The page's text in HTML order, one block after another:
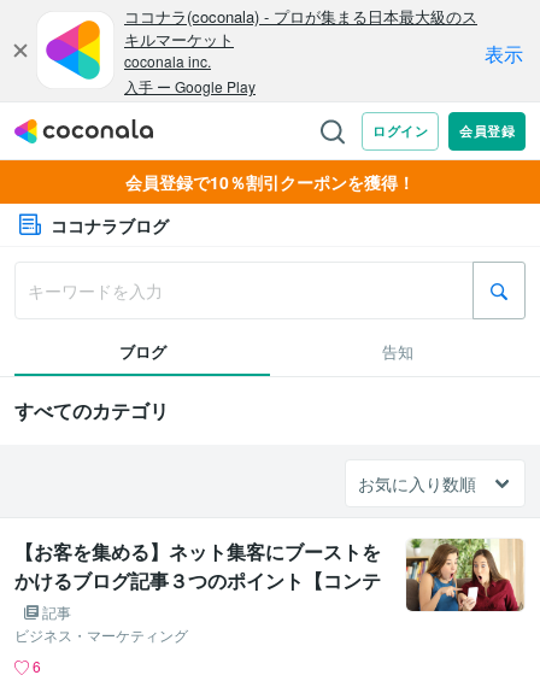
会員登録で10％割引クーポンを獲得！
ココナラブログ
ブログ 告知
すべてのカテゴリ
【お客を集める】ネット集客にブーストを
かけるブログ記事３つのポイント【コンテ
ンツマーケティング】【ブログ】
記事
ビジネス・マーケティング
6